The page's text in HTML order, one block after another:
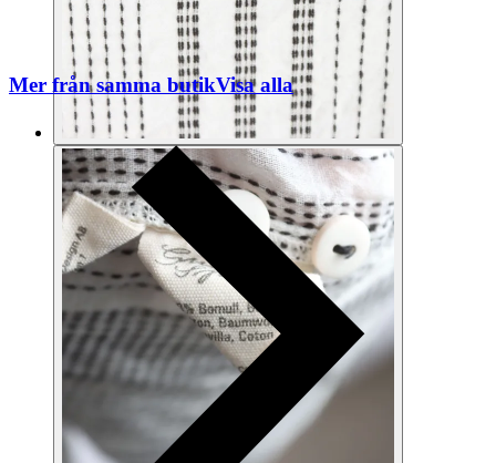
Mer från samma butikVisa alla